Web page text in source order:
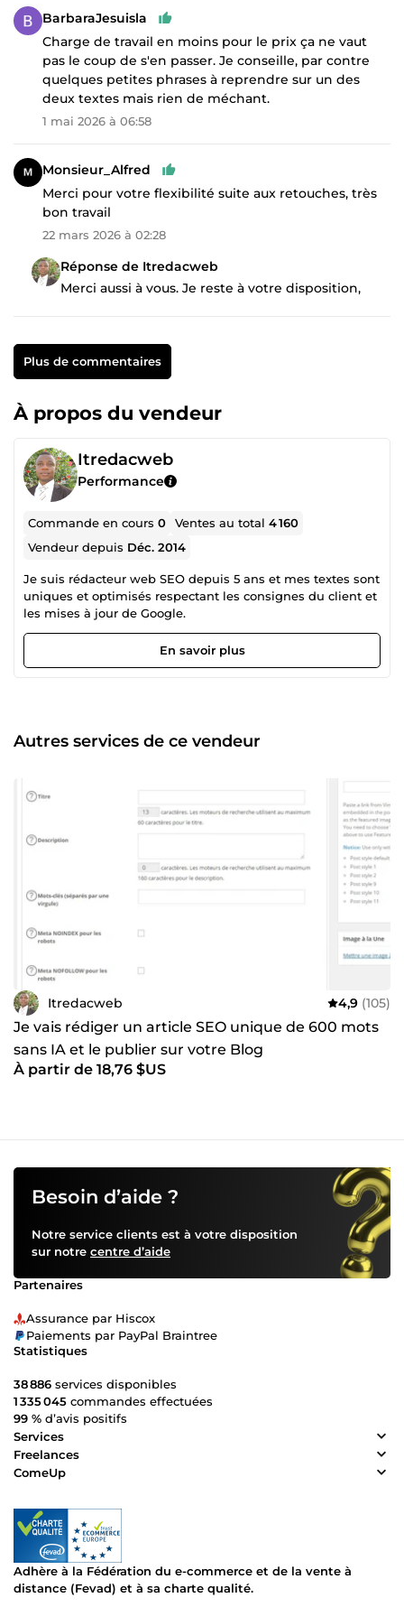
BarbaraJesuisla
Charge de travail en moins pour le prix ça ne vaut
pas le coup de s'en passer. Je conseille, par contre
quelques petites phrases à reprendre sur un des
deux textes mais rien de méchant.
1 mai 2026 à 06:58
Monsieur_Alfred
Merci pour votre flexibilité suite aux retouches, très
bon travail
22 mars 2026 à 02:28
Réponse de Itredacweb
Merci aussi à vous. Je reste à votre disposition,
Plus de commentaires
À propos du vendeur
Itredacweb
Performance
Commande en cours0 Ventes au total4 160
Vendeur depuis Déc. 2014
Je suis rédacteur web SEO depuis 5 ans et mes textes sont
uniques et optimisés respectant les consignes du client et
les mises à jour de Google.
En savoir plus
Autres services de ce vendeur
Itredacweb 4,9 (105)
Je vais rédiger un article SEO unique de 600 mots
sans IA et le publier sur votre Blog
À partir de 18,76 $US
Besoin d’aide ?
Notre service clients est à votre disposition
sur notre centre d’aide
Partenaires
Assurance par Hiscox
Paiements par PayPal Braintree
Statistiques
38 886 services disponibles
1 335 045 commandes effectuées
99 % d’avis positifs
Services
Freelances
ComeUp
Adhère à la Fédération du e-commerce et de la vente à
distance (Fevad) et à sa charte qualité.